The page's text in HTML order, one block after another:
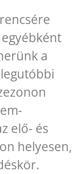
a
elő- és
helyesen,